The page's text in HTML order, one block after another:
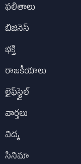
ఫలితాలు
బిజినెస్
భక్తి
రాజకీయాలు
లైఫ్‌స్టైల్‌
వార్తలు
విద్య
సినిమా